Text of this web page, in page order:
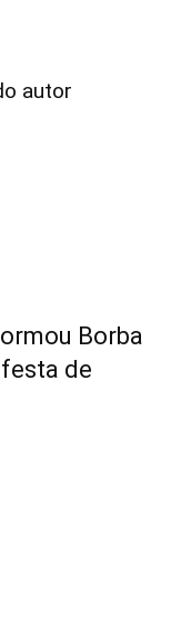
autor
Borba
de